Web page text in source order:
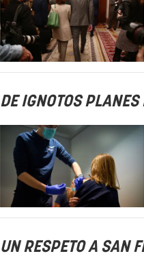
DE IGNOTOS PLANES
UN RESPETO A SAN